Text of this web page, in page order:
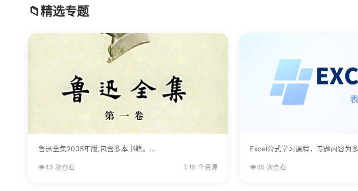
📁精选专题
鲁迅全集2005年版,包含多本书籍。...
👁️43 次查看 📎 19 个资源 👁️45 次查看